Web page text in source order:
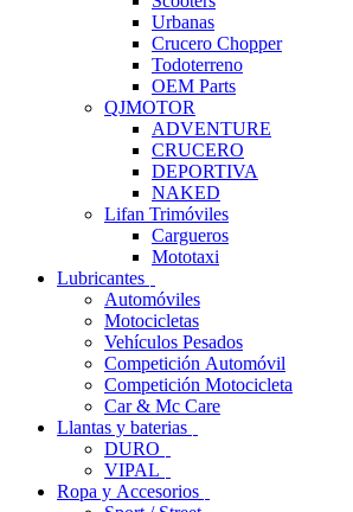
Urbanas
Crucero Chopper
Todoterreno
OEM Parts
QJMOTOR
ADVENTURE
CRUCERO
DEPORTIVA
NAKED
Lifan Trimóviles
Cargueros
Mototaxi
Lubricantes
Automóviles
Motocicletas
Vehículos Pesados
Competición Automóvil
Competición Motocicleta
Car & Mc Care
Llantas y baterias
DURO
VIPAL
Ropa y Accesorios